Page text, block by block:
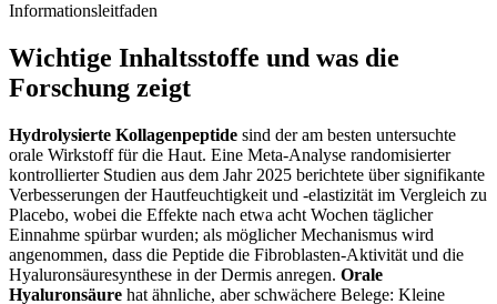
Informationsleitfaden
Wichtige Inhaltsstoffe und was die
Forschung zeigt
Hydrolysierte Kollagenpeptide sind der am besten untersuchte
orale Wirkstoff für die Haut. Eine Meta-Analyse randomisierter
kontrollierter Studien aus dem Jahr 2025 berichtete über signifikante
Verbesserungen der Hautfeuchtigkeit und -elastizität im Vergleich zu
Placebo, wobei die Effekte nach etwa acht Wochen täglicher
Einnahme spürbar wurden; als möglicher Mechanismus wird
angenommen, dass die Peptide die Fibroblasten-Aktivität und die
Hyaluronsäuresynthese in der Dermis anregen. Orale
Hyaluronsäure hat ähnliche, aber schwächere Belege: Kleine